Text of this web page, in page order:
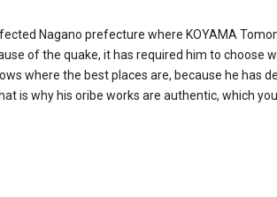
Nagano prefecture where KOYAMA
of the quake, it has required him to choose
where the best places are, because he has
is why his oribe works are authentic, which